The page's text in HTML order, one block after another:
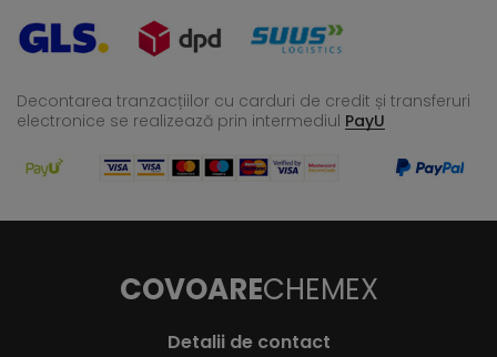
Decontarea tranzacțiilor cu carduri de credit și transferuri
electronice se realizează prin intermediul PayU
COVOARECHEMEX
Detalii de contact